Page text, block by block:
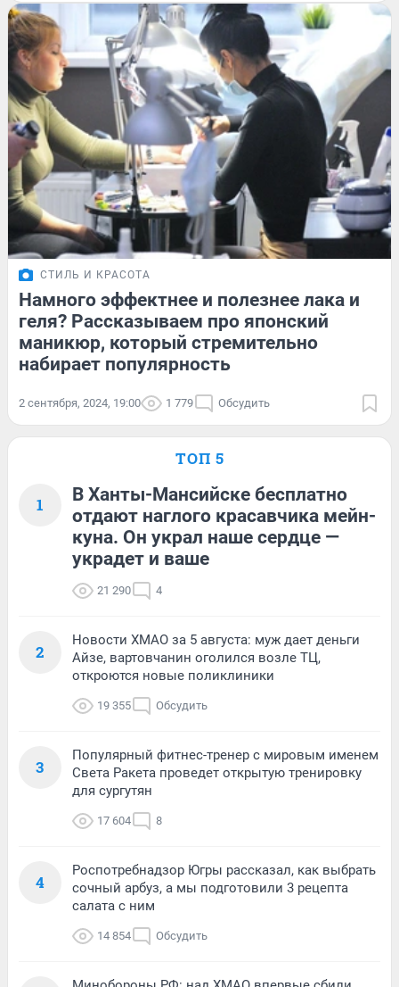
СТИЛЬ И КРАСОТА
Намного эффектнее и полезнее лака и
геля? Рассказываем про японский
маникюр, который стремительно
набирает популярность
2 сентября, 2024, 19:00 1 779 Обсудить
ТОП 5
1
В Ханты-Мансийске бесплатно
отдают наглого красавчика мейн-
куна. Он украл наше сердце —
украдет и ваше
21 290 4
2
Новости ХМАО за 5 августа: муж дает деньги
Айзе, вартовчанин оголился возле ТЦ,
откроются новые поликлиники
19 355 Обсудить
3
Популярный фитнес-тренер с мировым именем
Света Ракета проведет открытую тренировку
для сургутян
17 604 8
4
Роспотребнадзор Югры рассказал, как выбрать
сочный арбуз, а мы подготовили 3 рецепта
салата с ним
14 854 Обсудить